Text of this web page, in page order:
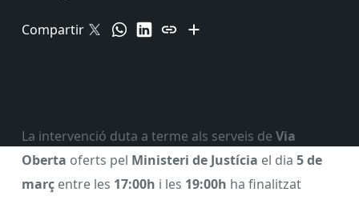
Compartir
La intervenció duta a terme als serveis de Via
Oberta oferts pel Ministeri de Justícia el dia 5 de
març entre les 17:00h i les 19:00h ha finalitzat